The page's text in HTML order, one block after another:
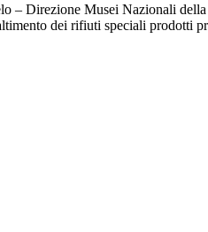
– Direzione Musei Nazionali
dei rifiuti speciali prodotti